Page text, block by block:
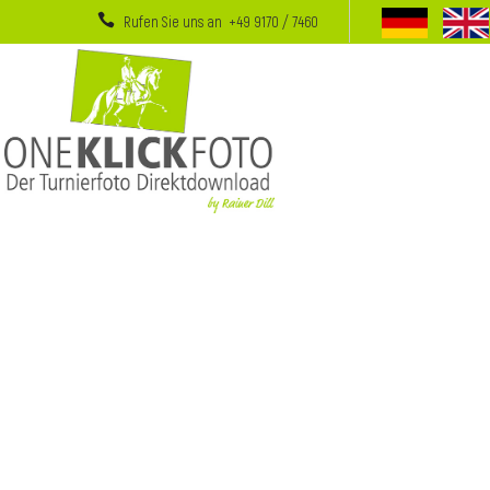
Rufen Sie uns an +49 9170 / 7460